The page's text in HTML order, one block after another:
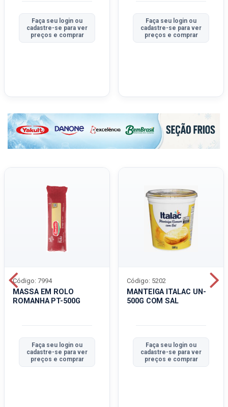
Faça seu login ou
cadastre-se para ver
preços e comprar
Faça seu login ou
cadastre-se para ver
preços e comprar
MASSA EM ROLO
ROMANHA PT-500G
Código: 7994
Faça seu login ou
cadastre-se para ver
preços e comprar
MANTEIGA ITALAC UN-
500G COM SAL
Código: 5202
Faça seu login ou
cadastre-se para ver
preços e comprar